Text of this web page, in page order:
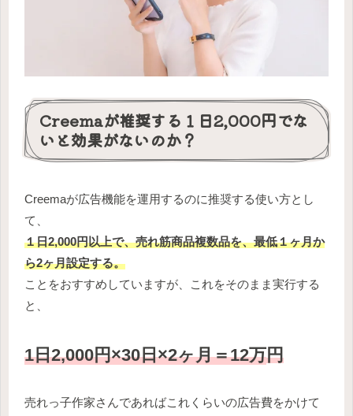
Creemaが推奨する１日2,000円でな
いと効果がないのか？
Creemaが広告機能を運用するのに推奨する使い方とし
て、
１日2,000円以上で、売れ筋商品複数品を、最低１ヶ月か
ら2ヶ月設定する。
ことをおすすめしていますが、これをそのまま実行する
と、
1日2,000円×30日×2ヶ月＝12万円
売れっ子作家さんであればこれくらいの広告費をかけて